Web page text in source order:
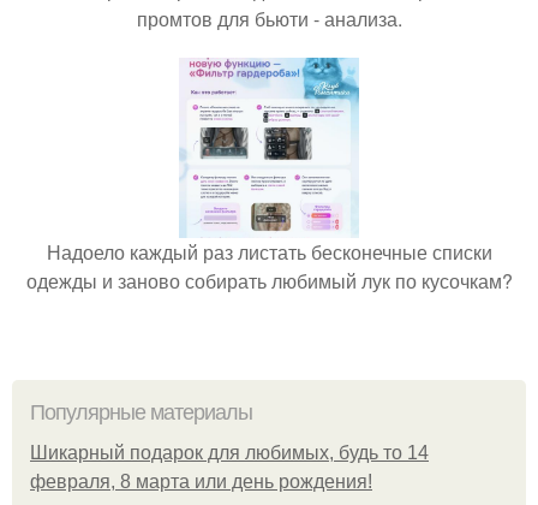
промтов для бьюти - анализа.
Надоело каждый раз листать бесконечные списки
одежды и заново собирать любимый лук по кусочкам?
Популярные материалы
Шикарный подарок для любимых, будь то 14
февраля, 8 марта или день рождения!